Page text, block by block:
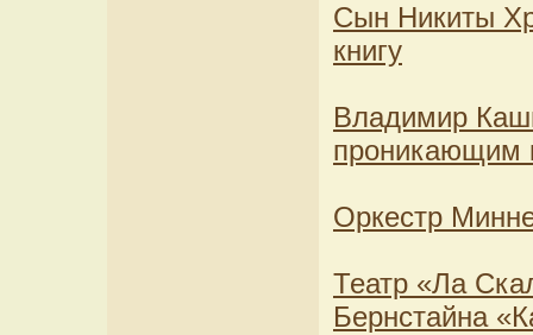
Сын Никиты
книгу
Владимир
проникающим
Оркестр
Театр «Ла
Бернстайна